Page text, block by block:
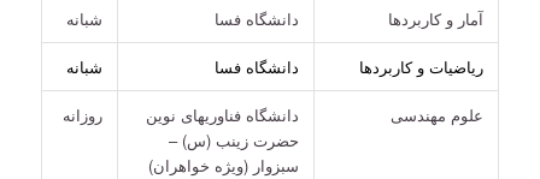
آمار و کاربردها دانشگاه فسا شبانه
ریاضیات و کاربردها دانشگاه فسا شبانه
علوم مهندسی
دانشگاه فناوریهای نوین
حضرت زینب (س) –
سبزوار (ویژه خواهران)
روزانه